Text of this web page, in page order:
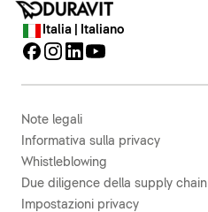
Italia | Italiano
Note legali
Informativa sulla privacy
Whistleblowing
Due diligence della supply chain
Impostazioni privacy